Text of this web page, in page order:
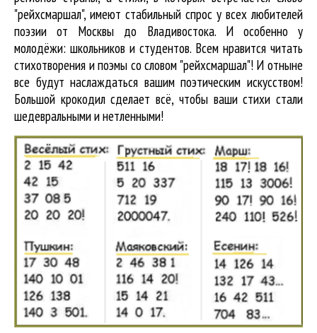
"рейхсмаршал", имеют стабильный спрос у всех любителей
поэзии от Москвы до Владивостока. И особенно у
молодёжи: школьников и студентов. Всем нравится читать
стихотворения и поэмы со словом "рейхсмаршал"! И отныне
все будут наслаждаться вашим поэтическим искусством!
Большой крокодил cделает всё, чтобы ваши стихи стали
шедевральными и нетленными!